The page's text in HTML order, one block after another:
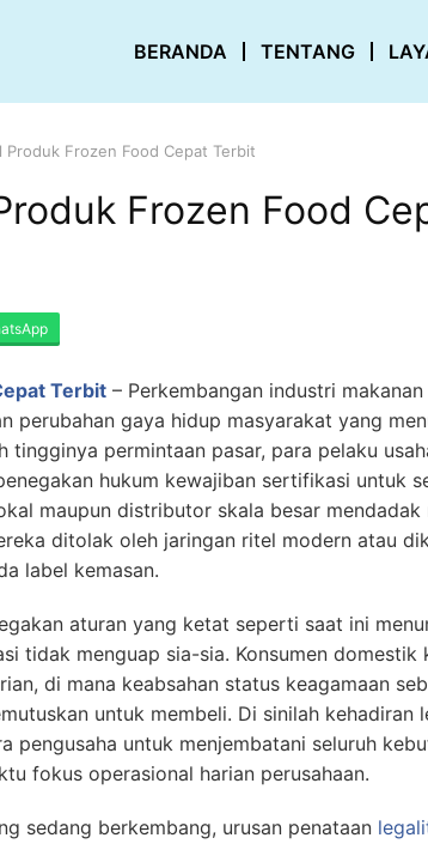
BERANDA TENTANG
Produk Frozen Food Cepat Terbit
Frozen Food
Terbit – Perkembangan industri
perubahan gaya hidup masyarakat yang
tingginya permintaan pasar, para pelaku
hukum kewajiban sertifikasi untuk
maupun distributor skala besar mendadak
ditolak oleh jaringan ritel modern atau
label kemasan.
aturan yang ketat seperti saat ini
tidak menguap sia-sia. Konsumen domestik
di mana keabsahan status keagamaan
untuk membeli. Di sinilah kehadiran
pengusaha untuk menjembatani seluruh
fokus operasional harian perusahaan.
sedang berkembang, urusan penataan